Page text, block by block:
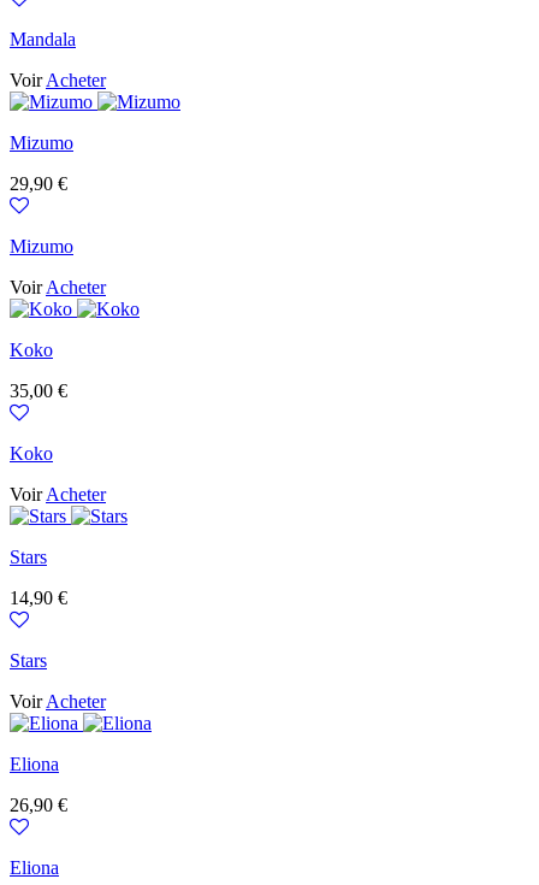
Mandala
VoirAcheter
Mizumo
Prix
29,90 €
Mizumo
VoirAcheter
Koko
Prix
35,00 €
Koko
VoirAcheter
Stars
Prix
14,90 €
Stars
VoirAcheter
Eliona
Prix
26,90 €
Eliona